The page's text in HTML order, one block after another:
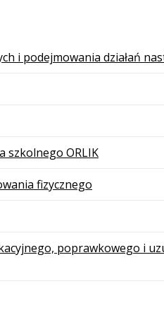
i podejmowania działań
szkolnego ORLIK
fizycznego
poprawkowego i